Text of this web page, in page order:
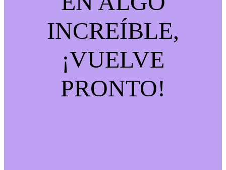
INCREÍBLE,
¡VUELVE
PRONTO!